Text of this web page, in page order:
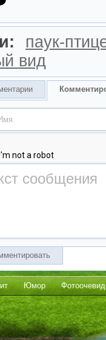
паук-
вид
Юмор